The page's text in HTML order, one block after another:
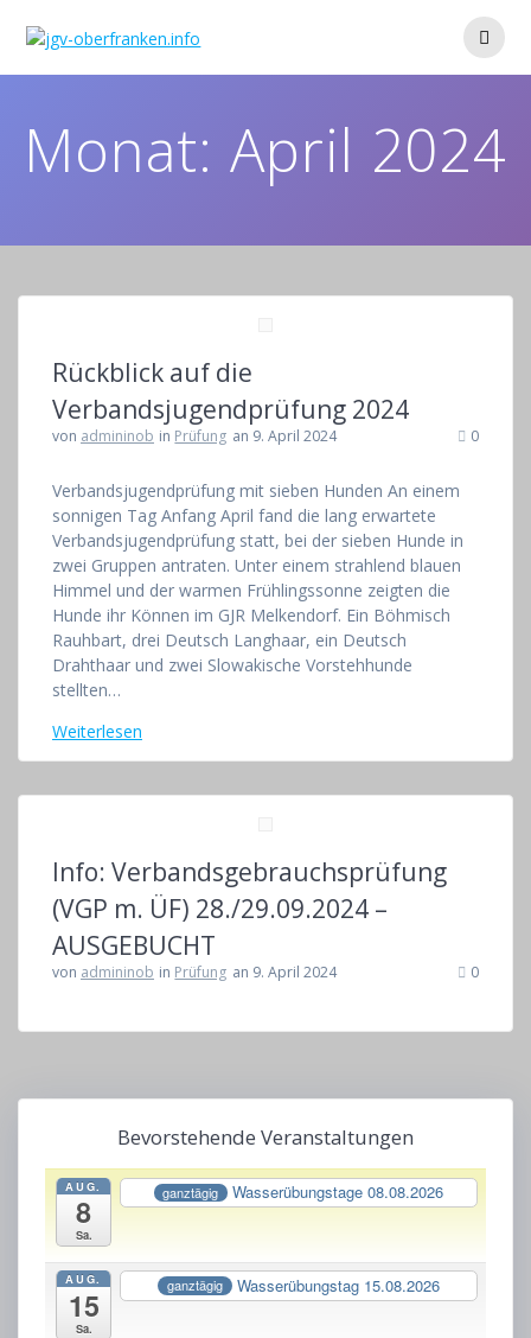
Monat:April 2024
Rückblick auf die
Verbandsjugendprüfung 2024
von admininob in Prüfung an 9. April 2024 0
Verbandsjugendprüfung mit sieben Hunden An einem
sonnigen Tag Anfang April fand die lang erwartete
Verbandsjugendprüfung statt, bei der sieben Hunde in
zwei Gruppen antraten. Unter einem strahlend blauen
Himmel und der warmen Frühlingssonne zeigten die
Hunde ihr Können im GJR Melkendorf. Ein Böhmisch
Rauhbart, drei Deutsch Langhaar, ein Deutsch
Drahthaar und zwei Slowakische Vorstehhunde
stellten…
Weiterlesen
Info: Verbandsgebrauchsprüfung
(VGP m. ÜF) 28./29.09.2024 –
AUSGEBUCHT
von admininob in Prüfung an 9. April 2024 0
Bevorstehende Veranstaltungen
AUG.
8
Sa.
ganztägig Wasserübungstage 08.08.2026
AUG.
15
Sa.
ganztägig Wasserübungstag 15.08.2026